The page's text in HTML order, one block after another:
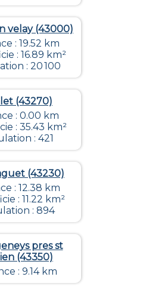
velay (43000)
: 19.52 km
: 16.89 km²
: 20 100
(43270)
: 0.00 km
: 35.43 km²
: 421
(43230)
: 12.38 km
: 11.22 km²
: 894
pres st
(43350)
: 9.14 km